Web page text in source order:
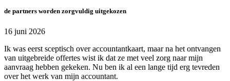
de partners worden zorgvuldig uitgekozen
16 juni 2026
Ik was eerst sceptisch over accountantkaart, maar na het ontvangen
van uitgebreide offertes wist ik dat ze met veel zorg naar mijn
aanvraag hebben gekeken. Nu ben ik al een lange tijd erg tevreden
over het werk van mijn accountant.